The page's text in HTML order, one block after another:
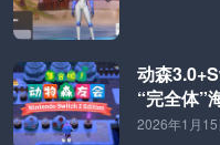
动森
“完全体”
2026年1月15